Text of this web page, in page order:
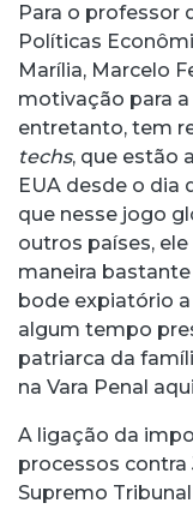
Para o professor
Políticas
Marília, Marcelo
motivação para
entretanto, tem
techs, que estão
EUA desde o dia
que nesse jogo
outros países,
maneira
bode expiatório
algum tempo
patriarca da
na Vara Penal
A ligação da
processos contra
Supremo